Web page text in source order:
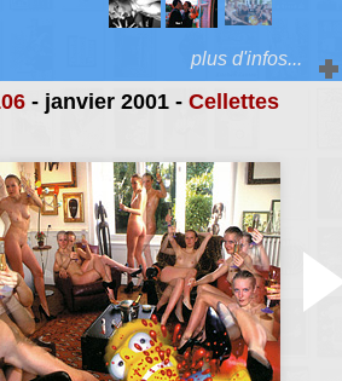
- janvier 2001 - Cellettes
photographie est
piège dont il faut
l'artifice. Puis se
dans la poésie de
l'histoire évoquée
plus d'infos...